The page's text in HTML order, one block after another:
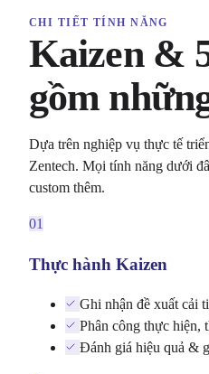
CHI TIẾT TÍNH NĂNG
Kaizen &
gồm
Dựa trên nghiệp vụ thực tế
Zentech. Mọi tính năng dưới
custom thêm.
01
Thực hành Kaizen
Ghi nhận đề xuất cải
Phân công thực hiện,
Đánh giá hiệu quả &